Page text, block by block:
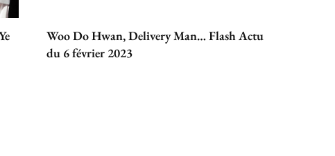
Woo Do Hwan, Delivery Man… Flash Actu
du 6 février 2023